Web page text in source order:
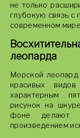
не только
глубокую связь с
современном
леопарда
Морской
красивых
характерным
рисунок на
фоне делают
произведением